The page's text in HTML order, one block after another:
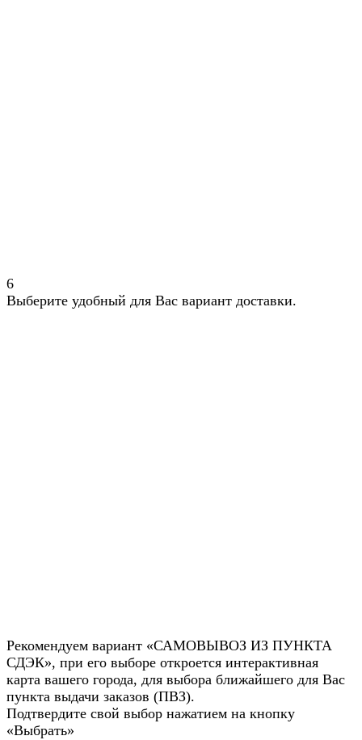
6
Выберите удобный для Вас вариант доставки.
Рекомендуем вариант «САМОВЫВОЗ ИЗ ПУНКТА
СДЭК», при его выборе откроется интерактивная
карта вашего города, для выбора ближайшего для Вас
пункта выдачи заказов (ПВЗ).
Подтвердите свой выбор нажатием на кнопку
«Выбрать»